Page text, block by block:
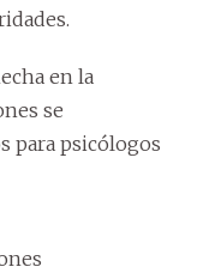
en la
se
para psicólogos